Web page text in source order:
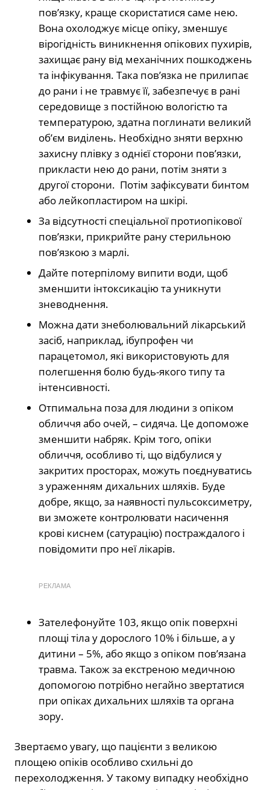
пов’язку, краще скористатися саме нею.
Вона охолоджує місце опіку, зменшує
вірогідність виникнення опікових пухирів,
захищає рану від механічних пошкоджень
та інфікування. Така пов’язка не прилипає
до рани і не травмує її, забезпечує в рані
середовище з постійною вологістю та
температурою, здатна поглинати великий
об’єм виділень. Необхідно зняти верхню
захисну плівку з однієї сторони пов’язки,
прикласти нею до рани, потім зняти з
другої сторони. Потім зафіксувати бинтом
або лейкопластиром на шкірі.
За відсутності спеціальної протиопікової
пов’язки, прикрийте рану стерильною
пов’язкою з марлі.
Дайте потерпілому випити води, щоб
зменшити інтоксикацію та уникнути
зневоднення.
Можна дати знеболювальний лікарський
засіб, наприклад, ібупрофен чи
парацетомол, які використовують для
полегшення болю будь-якого типу та
інтенсивності.
Отпимальна поза для людини з опіком
обличчя або очей, – сидяча. Це допоможе
зменшити набряк. Крім того, опіки
обличчя, особливо ті, що відбулися у
закритих просторах, можуть поєднуватись
з ураженням дихальних шляхів. Буде
добре, якщо, за наявності пульсоксиметру,
ви зможете контролювати насичення
крові киснем (сатурацію) постраждалого і
повідомити про неї лікарів.
РЕКЛАМА
Зателефонуйте 103, якщо опік поверхні
площі тіла у дорослого 10% і більше, а у
дитини – 5%, або якщо з опіком пов’язана
травма. Також за екстреною медичною
допомогою потрібно негайно звертатися
при опіках дихальних шляхів та органа
зору.
Звертаємо увагу, що пацієнти з великою
площею опіків особливо схильні до
перехолодження. У такому випадку необхідно